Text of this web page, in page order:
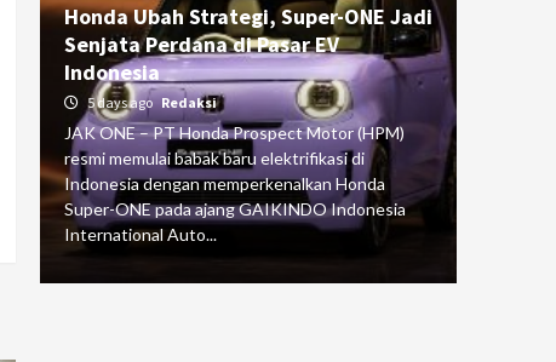
Honda Ubah Strategi, Super-ONE Jadi
Senjata Perdana di Pasar EV
Indonesia
5 days ago Redaksi
JAK ONE – PT Honda Prospect Motor (HPM)
resmi memulai babak baru elektrifikasi di
Indonesia dengan memperkenalkan Honda
Super-ONE pada ajang GAIKINDO Indonesia
International Auto...